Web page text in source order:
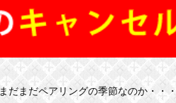
まだまだペアリングの季節なのか・・・